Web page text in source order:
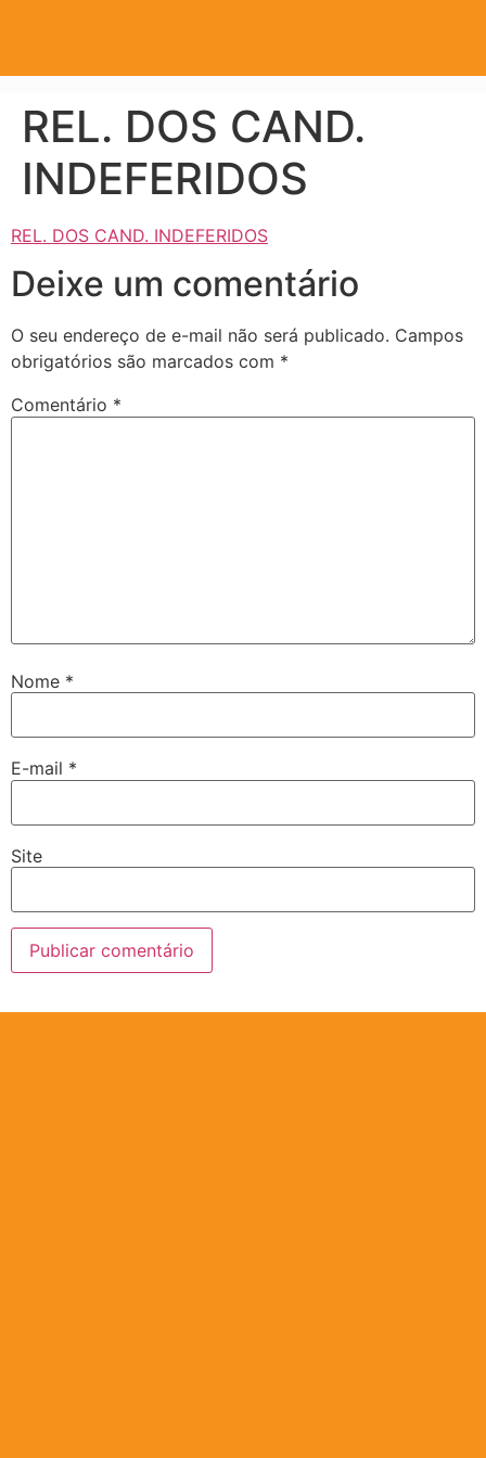
REL. DOS CAND.
INDEFERIDOS
REL. DOS CAND. INDEFERIDOS
Deixe um comentário
O seu endereço de e-mail não será publicado. Campos
obrigatórios são marcados com *
Comentário *
Nome *
E-mail *
Site